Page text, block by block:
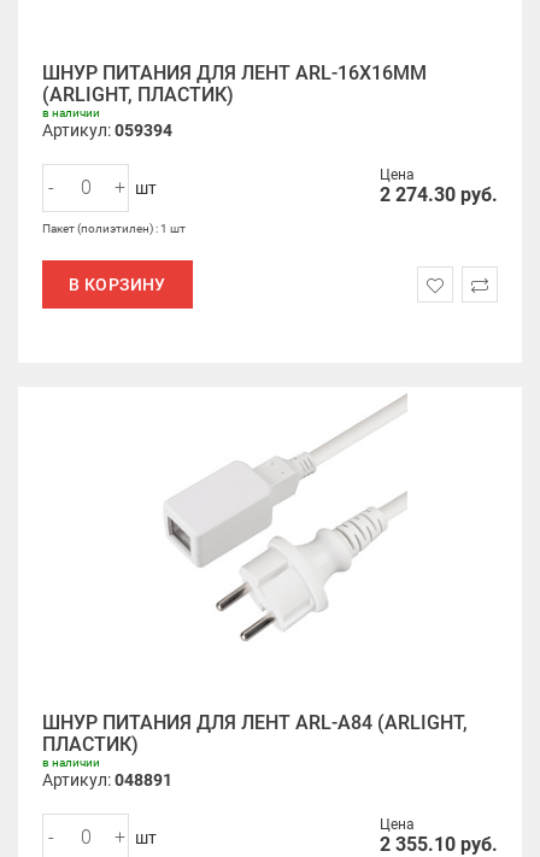
ШНУР ПИТАНИЯ ДЛЯ ЛЕНТ ARL-16X16MM
(ARLIGHT, ПЛАСТИК)
в наличии
Артикул:059394
Цена
2 274.30 руб.
- + шт
Пакет (полиэтилен) : 1 шт
В КОРЗИНУ
ШНУР ПИТАНИЯ ДЛЯ ЛЕНТ ARL-A84 (ARLIGHT,
ПЛАСТИК)
в наличии
Артикул:048891
Цена
2 355.10 руб.
- + шт